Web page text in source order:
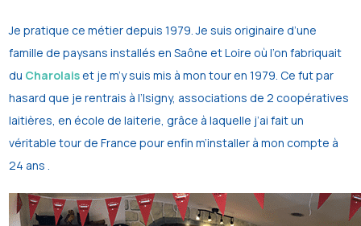
Je pratique ce métier depuis 1979. Je suis originaire d’une
famille de paysans installés en Saône et Loire où l’on fabriquait
du Charolaiset je m’y suis mis à mon tour en 1979. Ce fut par
hasard que je rentrais à l’Isigny, associations de 2 coopératives
laitières, en école de laiterie, grâce à laquelle j’ai fait un
véritable tour de France pour enfin m’installer à mon compte à
24 ans .